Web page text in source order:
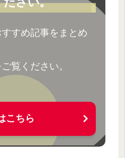
すめ記事をまとめ
覧ください。
こちら